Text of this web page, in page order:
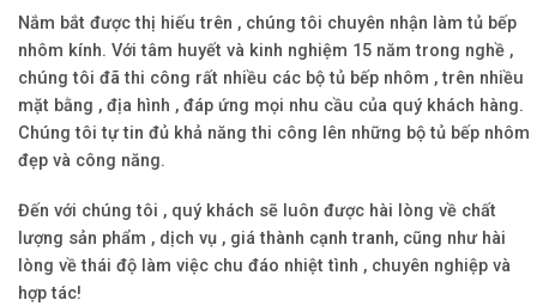
Nắm bắt được thị hiếu trên , chúng tôi chuyên nhận làm tủ bếp
nhôm kính. Với tâm huyết và kinh nghiệm 15 năm trong nghề ,
chúng tôi đã thi công rất nhiều các bộ tủ bếp nhôm , trên nhiều
mặt bằng , địa hình , đáp ứng mọi nhu cầu của quý khách hàng.
Chúng tôi tự tin đủ khả năng thi công lên những bộ tủ bếp nhôm
đẹp và công năng.
Đến với chúng tôi , quý khách sẽ luôn được hài lòng về chất
lượng sản phẩm , dịch vụ , giá thành cạnh tranh, cũng như hài
lòng về thái độ làm việc chu đáo nhiệt tình , chuyên nghiệp và
hợp tác!